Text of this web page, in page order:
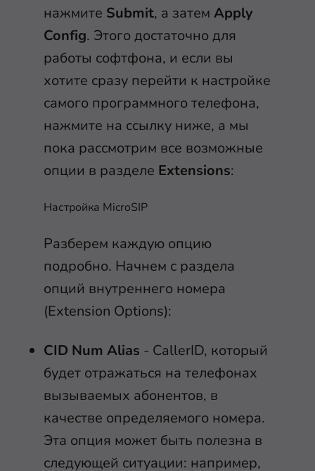
нажмите Submit, а затем Apply
Config. Этого достаточно для
работы софтфона, и если вы
хотите сразу перейти к настройке
самого программного телефона,
нажмите на ссылку ниже, а мы
пока рассмотрим все возможные
опции в разделе Extensions:
Настройка MicroSIP
Разберем каждую опцию
подробно. Начнем с раздела
опций внутреннего номера
(Extension Options):
CID Num Alias - CallerID, который
будет отражаться на телефонах
вызываемых абонентов, в
качестве определяемого номера.
Эта опция может быть полезна в
следующей ситуации: например,